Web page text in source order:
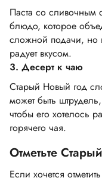
Паста со
блюдо, которое
сложной подачи, но
радует вкусом.
3. Десерт к чаю
Старый Новый год
может быть
чтобы его хотелось
горячего чая.
Отметьте
Если хочется